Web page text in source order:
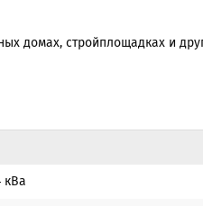
домах, стройплощадках и
кВа